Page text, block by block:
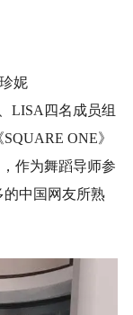
妮
LISA四名成员组
ONE》
作为舞蹈导师参
中国网友所熟